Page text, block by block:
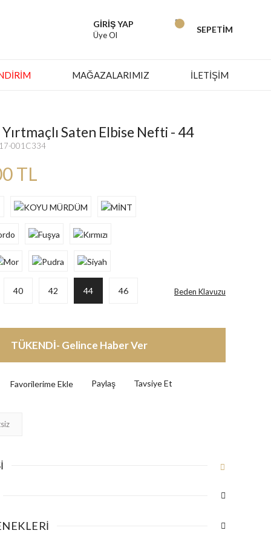
GİRİŞ YAP
Üye Ol
SEPETİM
MAĞAZALARIMIZ İLETİŞİM
Yırtmaçlı Saten Elbise Nefti - 44
001C334
TL
40 42 44 46 Beden Klavuzu
TÜKENDİ- Gelince Haber Ver
Paylaş Tavsiye Et